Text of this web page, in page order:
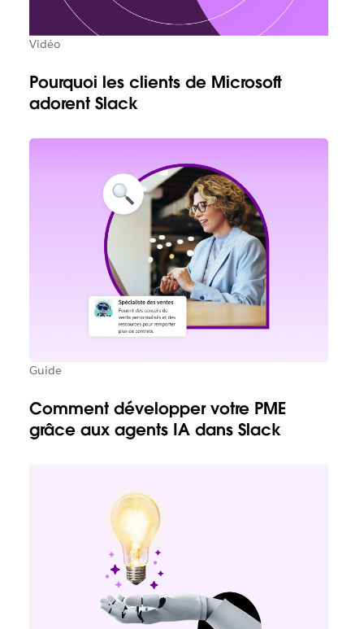
Vidéo
Pourquoi les clients de Microsoft
adorent Slack
Guide
Comment développer votre PME
grâce aux agents IA dans Slack